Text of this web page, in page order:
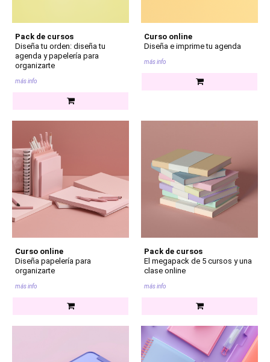
Pack de cursos
Diseña tu orden: diseña tu
agenda y papelería para
organizarte
más info
Curso online
Diseña e imprime tu agenda
más info
Curso online
Diseña papelería para
organizarte
más info
Pack de cursos
El megapack de 5 cursos y una
clase online
más info